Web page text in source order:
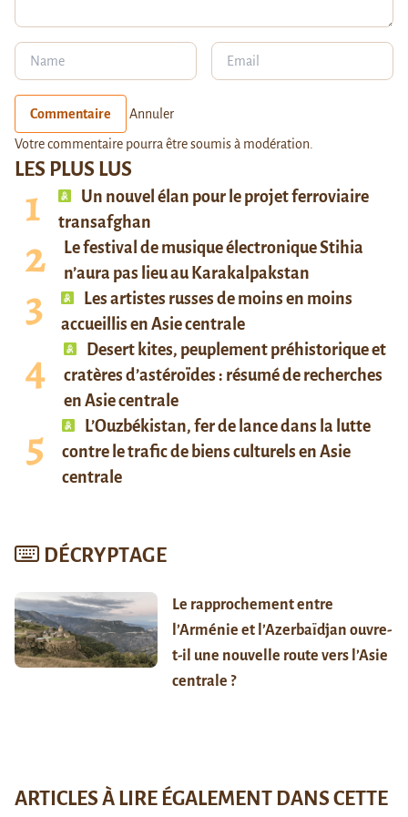
LES PLUS LUS
Un nouvel élan pour le projet ferroviaire
transafghan
Le festival de musique électronique Stihia
n’aura pas lieu au Karakalpakstan
Les artistes russes de moins en moins
accueillis en Asie centrale
Desert kites, peuplement préhistorique et
cratères d’astéroïdes : résumé de recherches
en Asie centrale
L’Ouzbékistan, fer de lance dans la lutte
contre le trafic de biens culturels en Asie
centrale
DÉCRYPTAGE
Le rapprochement entre
l’Arménie et l’Azerbaïdjan ouvre-
t-il une nouvelle route vers l’Asie
centrale ?
Commentaire Annuler
Votre commentaire pourra être soumis à modération.
ARTICLES À LIRE ÉGALEMENT DANS CETTE